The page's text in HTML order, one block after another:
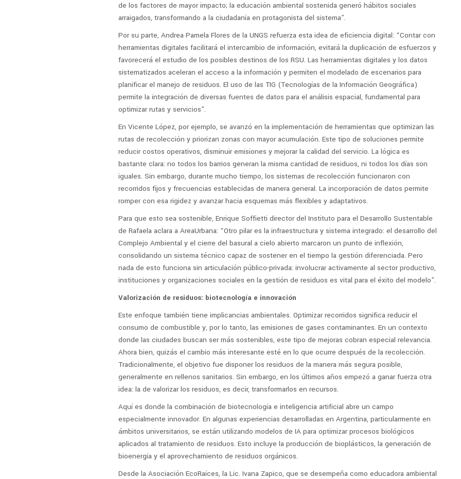
de los factores de mayor impacto; la educación ambiental sostenida generó hábitos sociales
arraigados, transformando a la ciudadanía en protagonista del sistema”.
Por su parte, Andrea Pamela Flores de la UNGS refuerza esta idea de eficiencia digital: “Contar con
herramientas digitales facilitará el intercambio de información, evitará la duplicación de esfuerzos y
favorecerá el estudio de los posibles destinos de los RSU. Las herramientas digitales y los datos
sistematizados aceleran el acceso a la información y permiten el modelado de escenarios para
planificar el manejo de residuos. El uso de las TIG (Tecnologías de la Información Geográfica)
permite la integración de diversas fuentes de datos para el análisis espacial, fundamental para
optimizar rutas y servicios”.
En Vicente López, por ejemplo, se avanzó en la implementación de herramientas que optimizan las
rutas de recolección y priorizan zonas con mayor acumulación. Este tipo de soluciones permite
reducir costos operativos, disminuir emisiones y mejorar la calidad del servicio. La lógica es
bastante clara: no todos los barrios generan la misma cantidad de residuos, ni todos los días son
iguales. Sin embargo, durante mucho tiempo, los sistemas de recolección funcionaron con
recorridos fijos y frecuencias establecidas de manera general. La incorporación de datos permite
romper con esa rigidez y avanzar hacia esquemas más flexibles y adaptativos.
Para que esto sea sostenible, Enrique Soffietti director del Instituto para el Desarrollo Sustentable
de Rafaela aclara a AreaUrbana: “Otro pilar es la infraestructura y sistema integrado: el desarrollo del
Complejo Ambiental y el cierre del basural a cielo abierto marcaron un punto de inflexión,
consolidando un sistema técnico capaz de sostener en el tiempo la gestión diferenciada. Pero
nada de esto funciona sin articulación público-privada: involucrar activamente al sector productivo,
instituciones y organizaciones sociales en la gestión de residuos es vital para el éxito del modelo”.
Valorización de residuos: biotecnología e innovación
Este enfoque también tiene implicancias ambientales. Optimizar recorridos significa reducir el
consumo de combustible y, por lo tanto, las emisiones de gases contaminantes. En un contexto
donde las ciudades buscan ser más sostenibles, este tipo de mejoras cobran especial relevancia.
Ahora bien, quizás el cambio más interesante esté en lo que ocurre después de la recolección.
Tradicionalmente, el objetivo fue disponer los residuos de la manera más segura posible,
generalmente en rellenos sanitarios. Sin embargo, en los últimos años empezó a ganar fuerza otra
idea: la de valorizar los residuos, es decir, transformarlos en recursos.
Aquí es donde la combinación de biotecnología e inteligencia artificial abre un campo
especialmente innovador. En algunas experiencias desarrolladas en Argentina, particularmente en
ámbitos universitarios, se están utilizando modelos de IA para optimizar procesos biológicos
aplicados al tratamiento de residuos. Esto incluye la producción de bioplásticos, la generación de
bioenergía y el aprovechamiento de residuos orgánicos.
Desde la Asociación EcoRaíces, la Lic. Ivana Zapico, que se desempeña como educadora ambiental